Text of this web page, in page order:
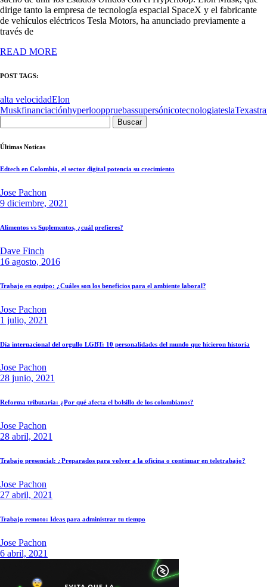
dirige tanto la empresa de tecnología espacial SpaceX y el fabricante
de vehículos eléctricos Tesla Motors, ha anunciado previamente a
través de
READ MORE
POST TAGS:
alta velocidadElon
MuskfinanciaciónhyperlooppruebassupersónicotecnologiateslaTexas
Últimas Noticas
Edtech en Colombia, el sector digital potencia su crecimiento
Jose Pachon
9 diciembre, 2021
Alimentos vs Suplementos, ¿cuál prefieres?
Dave Finch
16 agosto, 2016
Trabajo en equipo: ¿Cuáles son los beneficios para el ambiente laboral?
Jose Pachon
1 julio, 2021
Día internacional del orgullo LGBT: 10 personalidades del mundo que hicieron historia
Jose Pachon
28 junio, 2021
Reforma tributaria: ¿Por qué afecta el bolsillo de los colombianos?
Jose Pachon
28 abril, 2021
Trabajo presencial: ¿Preparados para volver a la oficina o continuar en teletrabajo?
Jose Pachon
27 abril, 2021
Trabajo remoto: Ideas para administrar tu tiempo
Jose Pachon
6 abril, 2021